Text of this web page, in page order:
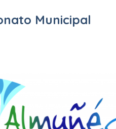
Municipal